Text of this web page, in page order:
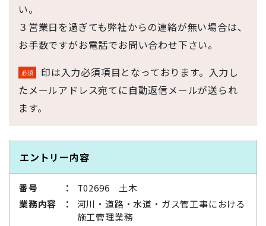
い。
３営業日を過ぎても弊社からの連絡が無い場合は、
お手数ですがお電話でお問い合わせ下さい。
印は入力必須項目となっております。入力し
たメールアドレス宛てに自動返信メールが送られ
ます。
エントリー内容
番号
T02696 土木
業務内容
河川・道路・水道・ガス管工事における
施工管理業務